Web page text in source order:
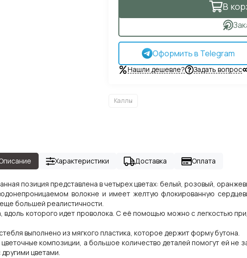
В
Оформить в Telegram
Нашли дешевле? Задать вопрос
Каллы
Характеристики Доставка Оплата
позиция представлена в четырех цветах: белый, розовый,
волокне и имеет желтую флокированную
большей реалистичности.
которого идет проволока. С её помощью можно с легкостью
выполнено из мягкого пластика, которое держит форму бутона.
композиции, а большое количество деталей помогут ей не
цветами.